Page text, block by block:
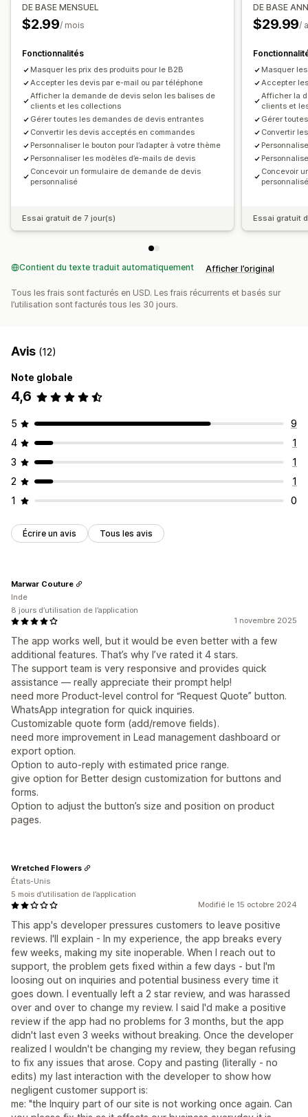
Notifications
Réponses automatiques aux e-mails
Modèles d’e-mails
Mises à jour de devis Notifications par e-mail
Gestion des commandes
Commandes manuelles
DE BASE MENSUEL
$2.99/ mois
Fonctionnalités
Masquer les prix des produits pour le B2B
Accepter les devis par e-mail ou par téléphone
Afficher la demande de devis selon les balises de
clients et les collections
Gérer toutes les demandes de devis entrantes
Convertir les devis acceptés en commandes
Personnaliser le bouton pour l’adapter à votre thème
Personnaliser les modèles d’e-mails de devis
Concevoir un formulaire de demande de devis
personnalisé
Essai gratuit de 7 jour(s)
DE BASE
$29.99/
Masquer
Accepter
Afficher la
clients et
Gérer
Convertir
Concevoir
Essai gratuit
Contient du texte traduit automatiquement Afficher l’original
Tous les frais sont facturés en USD. Les frais récurrents et basés sur
l’utilisation sont facturés tous les 30 jours.
Avis (12)
Note globale
4,6
5
9
4
1
3
1
2
1
1
0
Écrire un avis Tous les avis
1 novembre 2025
The app works well, but it would be even better with a few
additional features. That’s why I’ve rated it 4 stars.
The support team is very responsive and provides quick
assistance — really appreciate their prompt help!
need more Product-level control for “Request Quote” button.
WhatsApp integration for quick inquiries.
Customizable quote form (add/remove fields).
need more improvement in Lead management dashboard or
export option.
Option to auto-reply with estimated price range.
give option for Better design customization for buttons and
forms.
Option to adjust the button’s size and position on product
pages.
Marwar Couture
Inde
8 jours d’utilisation de l’application
Modifié le 15 octobre 2024
This app's developer pressures customers to leave positive
reviews. I'll explain - In my experience, the app breaks every
few weeks, making my site inoperable. When I reach out to
support, the problem gets fixed within a few days - but I'm
loosing out on inquiries and potential business every time it
goes down. I eventually left a 2 star review, and was harassed
over and over to change my review. I said I'd make a positive
review if the app had no problems for 3 months, but the app
didn't last even 3 weeks without breaking. Once the developer
realized I wouldn't be changing my review, they began refusing
to fix any issues that arose. Copy and pasting (literally - no
edits) my last interaction with the developer to show how
negligent customer support is:
me: "the Inquiry part of our site is not working once again. Can
Wretched Flowers
États-Unis
5 mois d’utilisation de l’application